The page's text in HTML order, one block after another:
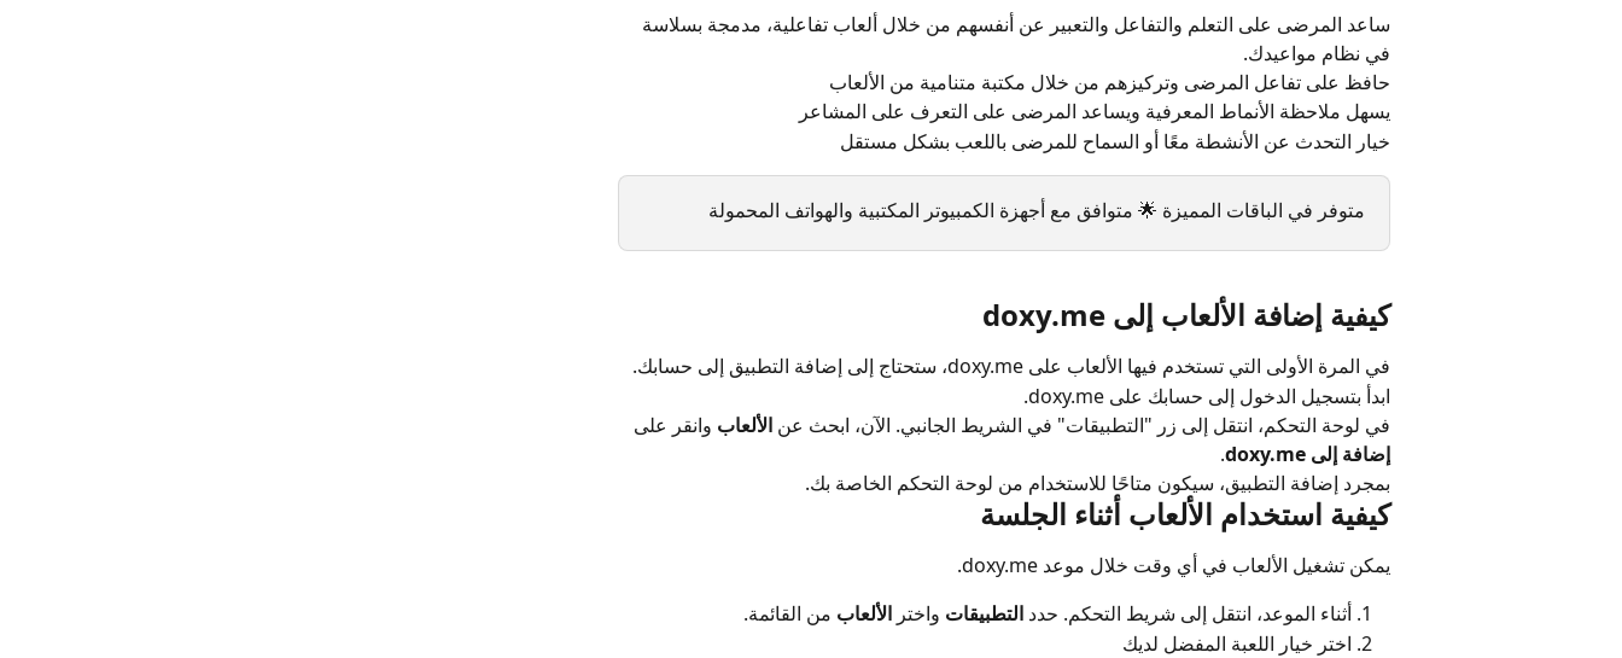
ساعد المرضى على التعلم والتفاعل والتعبير عن أنفسهم من خلال ألعاب تفاعلية، مدمجة بسلاسة
في نظام مواعيدك.
حافظ على تفاعل المرضى وتركيزهم من خلال مكتبة متنامية من الألعاب
يسهل ملاحظة الأنماط المعرفية ويساعد المرضى على التعرف على المشاعر
خيار التحدث عن الأنشطة معًا أو السماح للمرضى باللعب بشكل مستقل
متوفر في الباقات المميزة 🌟 متوافق مع أجهزة الكمبيوتر المكتبية والهواتف المحمولة
كيفية إضافة الألعاب إلى doxy.me
في المرة الأولى التي تستخدم فيها الألعاب على doxy.me، ستحتاج إلى إضافة التطبيق إلى حسابك.
ابدأ بتسجيل الدخول إلى حسابك على doxy.me.
في لوحة التحكم، انتقل إلى زر "التطبيقات" في الشريط الجانبي. الآن، ابحث عن الألعاب وانقر على
إضافة إلى doxy.me
.
بمجرد إضافة التطبيق، سيكون متاحًا للاستخدام من لوحة التحكم الخاصة بك.
كيفية استخدام الألعاب أثناء الجلسة
يمكن تشغيل الألعاب في أي وقت خلال موعد doxy.me.
أثناء الموعد، انتقل إلى شريط التحكم. حدد التطبيقات واختر الألعاب من القائمة.
اختر خيار اللعبة المفضل لديك